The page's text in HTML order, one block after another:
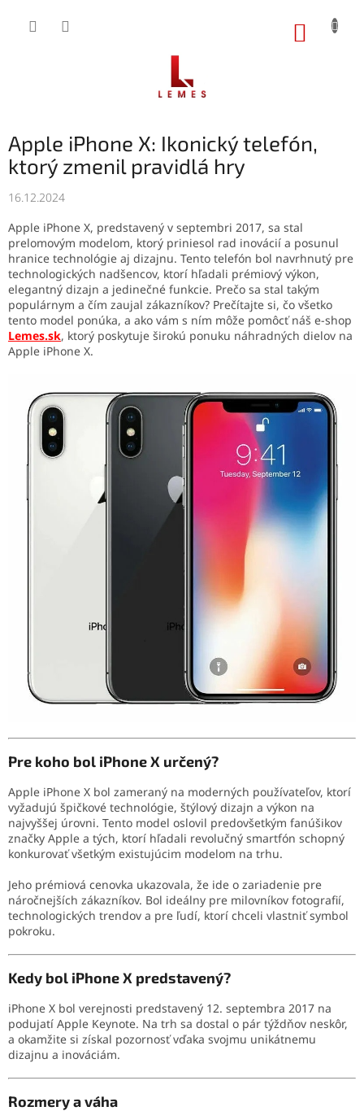
Apple iPhone X: Ikonický telefón,
ktorý zmenil pravidlá hry
16.12.2024
Apple iPhone X, predstavený v septembri 2017, sa stal
prelomovým modelom, ktorý priniesol rad inovácií a posunul
hranice technológie aj dizajnu. Tento telefón bol navrhnutý pre
technologických nadšencov, ktorí hľadali prémiový výkon,
elegantný dizajn a jedinečné funkcie. Prečo sa stal takým
populárnym a čím zaujal zákazníkov? Prečítajte si, čo všetko
tento model ponúka, a ako vám s ním môže pomôcť náš e-shop
Lemes.sk, ktorý poskytuje širokú ponuku náhradných dielov na
Apple iPhone X.
Pre koho bol iPhone X určený?
Apple iPhone X bol zameraný na moderných používateľov, ktorí
vyžadujú špičkové technológie, štýlový dizajn a výkon na
najvyššej úrovni. Tento model oslovil predovšetkým fanúšikov
značky Apple a tých, ktorí hľadali revolučný smartfón schopný
konkurovať všetkým existujúcim modelom na trhu.
Jeho prémiová cenovka ukazovala, že ide o zariadenie pre
náročnejších zákazníkov. Bol ideálny pre milovníkov fotografií,
technologických trendov a pre ľudí, ktorí chceli vlastniť symbol
pokroku.
Kedy bol iPhone X predstavený?
iPhone X bol verejnosti predstavený 12. septembra 2017 na
podujatí Apple Keynote. Na trh sa dostal o pár týždňov neskôr,
a okamžite si získal pozornosť vďaka svojmu unikátnemu
dizajnu a inováciám.
Rozmery a váha